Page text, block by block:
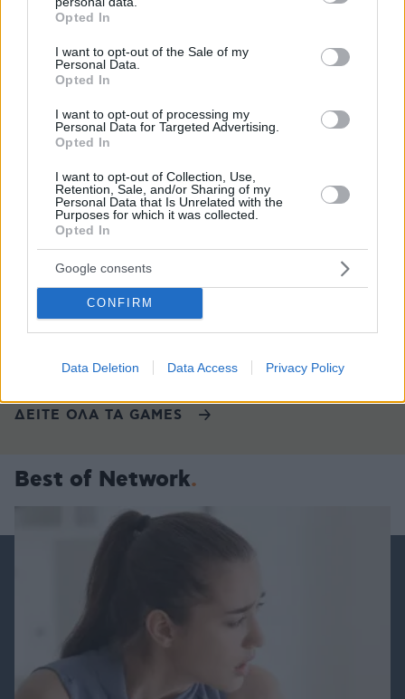
grant or deny consent to Google and its third-party tags to
use your data for below specified purposes in below Google
consent section.
Opted In
I want to opt-out of the Sale of my
Personal Data.
Opted In
I want to opt-out of processing my
Personal Data for Targeted Advertising.
Opted In
I want to opt-out of Collection, Use,
Retention, Sale, and/or Sharing of my
Personal Data that Is Unrelated with the
Purposes for which it was collected.
Opted In
Google consents
CONFIRM
Data Deletion Data Access Privacy Policy
Ροσάριο που πήρε τον 13χρονο Λιονέλ
από το χέρι και άλλαξε την ιστορία
του ποδοσφαίρου με μια υπογραφή
σε... χαρτοπετσέτα
08.08.2026, 21:43
Games
ΔΕΙΤΕ ΟΛΑ ΤΑ GAMES
Best of Network